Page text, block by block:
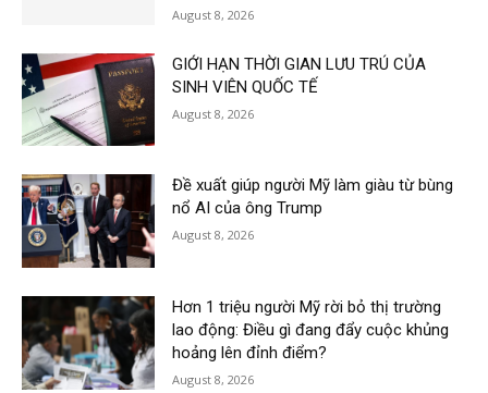
August 8, 2026
GIỚI HẠN THỜI GIAN LƯU TRÚ CỦA
SINH VIÊN QUỐC TẾ
August 8, 2026
Đề xuất giúp người Mỹ làm giàu từ bùng
nổ AI của ông Trump
August 8, 2026
Hơn 1 triệu người Mỹ rời bỏ thị trường
lao động: Điều gì đang đẩy cuộc khủng
hoảng lên đỉnh điểm?
August 8, 2026